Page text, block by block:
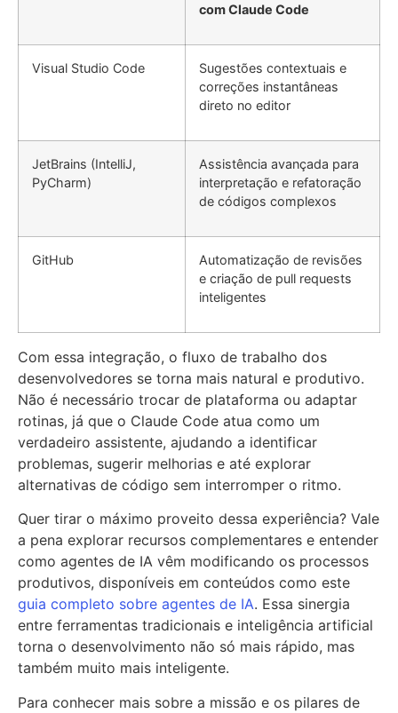
com Claude Code
Visual Studio Code
Sugestões contextuais e
correções instantâneas
direto no editor
JetBrains (IntelliJ,
PyCharm)
Assistência avançada para
interpretação e refatoração
de códigos complexos
GitHub
Automatização de revisões
e criação de pull requests
inteligentes
Com essa integração, o fluxo de trabalho dos
desenvolvedores se torna mais natural e produtivo.
Não é necessário trocar de plataforma ou adaptar
rotinas, já que o Claude Code atua como um
verdadeiro assistente, ajudando a identificar
problemas, sugerir melhorias e até explorar
alternativas de código sem interromper o ritmo.
Quer tirar o máximo proveito dessa experiência? Vale
a pena explorar recursos complementares e entender
como agentes de IA vêm modificando os processos
produtivos, disponíveis em conteúdos como este
guia completo sobre agentes de IA. Essa sinergia
entre ferramentas tradicionais e inteligência artificial
torna o desenvolvimento não só mais rápido, mas
também muito mais inteligente.
Para conhecer mais sobre a missão e os pilares de